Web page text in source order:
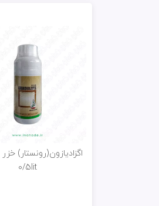
اگزادیازون(رونستار)
0/5lit